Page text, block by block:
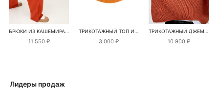
БРЮКИ ИЗ КАШЕМИРА И ШЕРСТИ
11 550 ₽
ТРИКОТАЖНЫЙ ТОП ИЗ ШЕРСТИ
3 000 ₽
ТРИКОТАЖНЫЙ ДЖЕМПЕР ИЗ ШЕРСТИ АЛЬПАКА
10 900 ₽
Лидеры продаж